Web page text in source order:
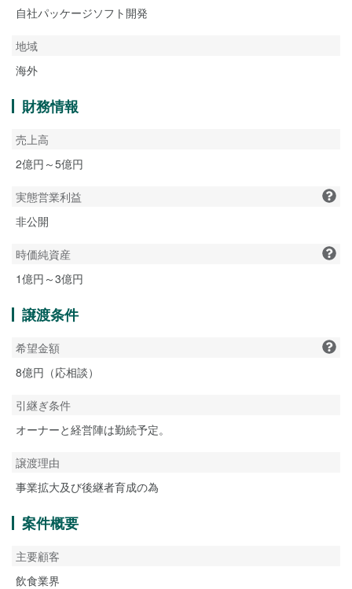
自社パッケージソフト開発
地域
海外
財務情報
売上高
2億円～5億円
実態営業利益
非公開
時価純資産
1億円～3億円
譲渡条件
希望金額
8億円（応相談）
引継ぎ条件
オーナーと経営陣は勤続予定。
譲渡理由
事業拡大及び後継者育成の為
案件概要
主要顧客
飲食業界